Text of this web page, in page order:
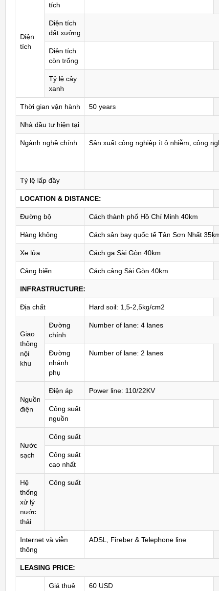
Diện
tích
tích
Diện tích
đất xưởng
Diện tích
còn trống
Tỷ lệ cây
xanh
Thời gian vận hành 50 years
Nhà đầu tư hiện tại
Ngành nghề chính Sản xuất công nghiệp ít ô nhiễm; công
Tỷ lệ lấp đầy
LOCATION & DISTANCE:
Đường bộ Cách thành phố Hồ Chí Minh 40km
Hàng không Cách sân bay quốc tế Tân Sơn Nhất
Xe lửa Cách ga Sài Gòn 40km
Cảng biển Cách cảng Sài Gòn 40km
INFRASTRUCTURE:
Địa chất Hard soil: 1,5-2,5kg/cm2
Giao
thông
nội
khu
Đường
chính
Number of lane: 4 lanes
Đường
nhánh
phụ
Number of lane: 2 lanes
Nguồn
điện
Điện áp Power line: 110/22KV
Công suất
nguồn
Nước
sạch
Công suất
Công suất
cao nhất
Hệ
thống
xử lý
nước
thải
Công suất
Internet và viễn
thông
ADSL, Fireber & Telephone line
LEASING PRICE:
Giá thuê 60 USD